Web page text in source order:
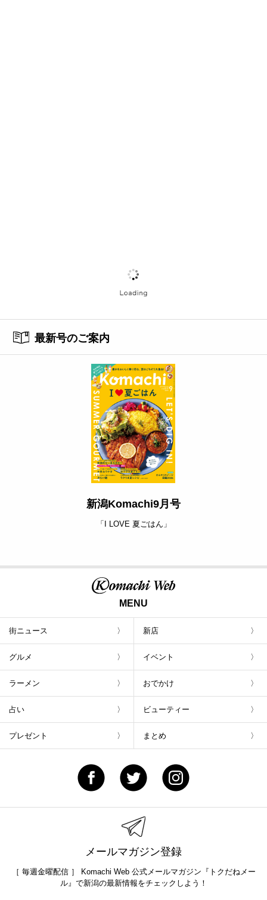
最新号のご案内
新潟Komachi9月号
「I LOVE 夏ごはん」
MENU
街ニュース 新店
グルメ イベント
ラーメン おでかけ
占い ビューティー
プレゼント まとめ
メールマガジン登録
［ 毎週金曜配信 ］ Komachi Web 公式メールマガジン『トクだねメー
ル』で新潟の最新情報をチェックしよう！